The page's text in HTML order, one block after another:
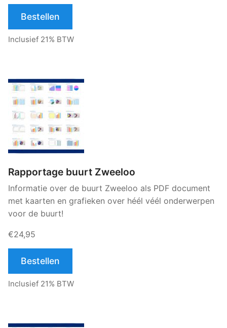
Bestellen
Inclusief 21% BTW
Rapportage buurt Zweeloo
Informatie over de buurt Zweeloo als PDF document
met kaarten en grafieken over héél véél onderwerpen
voor de buurt!
€24,95
Bestellen
Inclusief 21% BTW